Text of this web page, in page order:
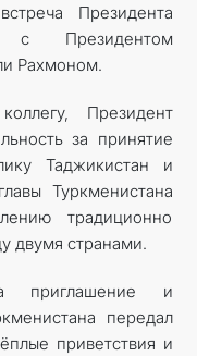
Президента
с Президентом
Рахмоном.
Президент
за принятие
Таджикистан и
Туркменистана
традиционно
двумя странами.
приглашение и
передал
приветствия и